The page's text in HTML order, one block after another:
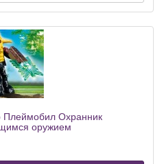
Плеймобил Охранник
оружием